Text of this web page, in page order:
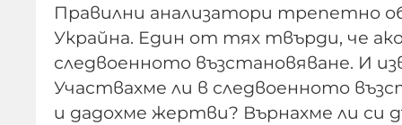
Правилни анализатори трепетно
Украйна. Един от тях твърди, че
следвоенното възстановяване. И
Участвахме ли в следвоенното
и дадохме жертви? Върнахме ли си